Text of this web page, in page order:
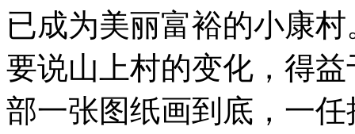
已成为美丽富裕的小康村
要说山上村的变化，得
部一张图纸画到底，一